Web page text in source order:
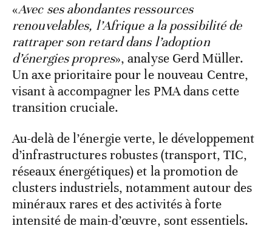
«Avec ses abondantes ressources
renouvelables, l’Afrique a la possibilité de
rattraper son retard dans l’adoption
d’énergies propres», analyse Gerd Müller.
Un axe prioritaire pour le nouveau Centre,
visant à accompagner les PMA dans cette
transition cruciale.
Au-delà de l’énergie verte, le développement
d’infrastructures robustes (transport, TIC,
réseaux énergétiques) et la promotion de
clusters industriels, notamment autour des
minéraux rares et des activités à forte
intensité de main-d’œuvre, sont essentiels.